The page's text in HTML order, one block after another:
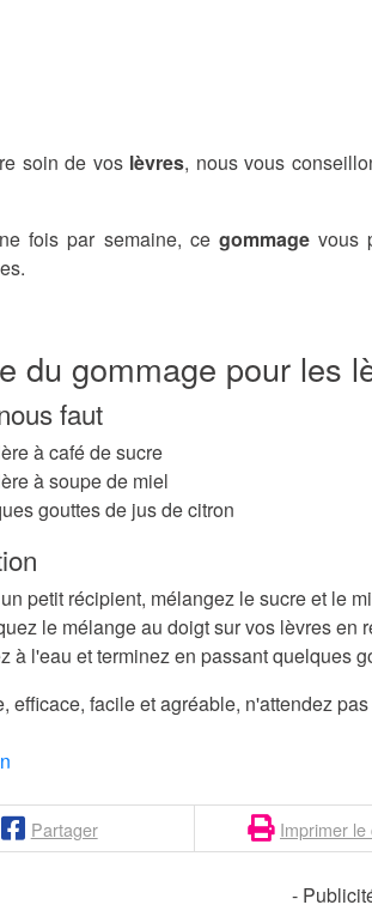
soin de vos lèvres, nous vous
fois par semaine, ce gommagevous
du gommage pour les
faut
à café de sucre
à soupe de miel
gouttes de jus de citron
petit récipient, mélangez le sucre et le
le mélange au doigt sur vos lèvres en
à l'eau et terminez en passant quelques
efficace, facile et agréable, n'attendez pas
Partager Imprimer le
-